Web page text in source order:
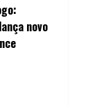
novo